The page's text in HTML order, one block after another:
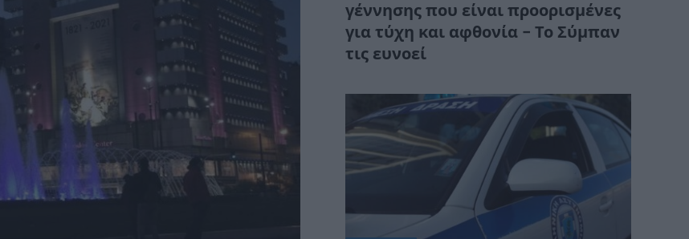
γέννησης που είναι προορισμένες
για τύχη και αφθονία – Το Σύμπαν
τις ευνοεί